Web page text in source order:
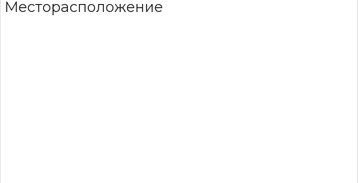
Месторасположение